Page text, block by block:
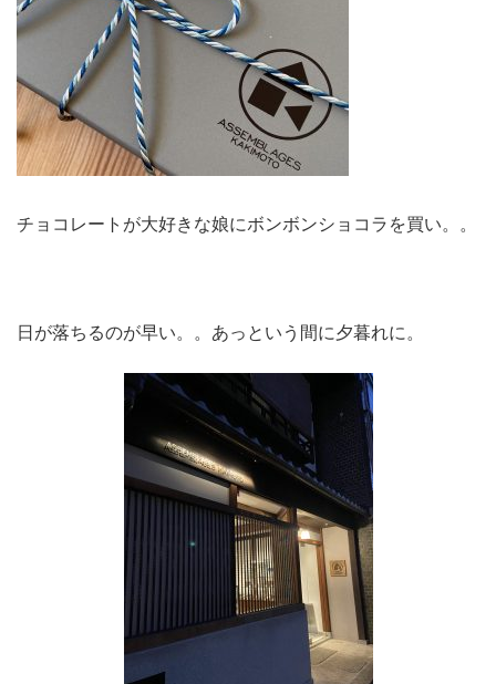
チョコレートが大好きな娘にボンボンショコラを買い。。
日が落ちるのが早い。。あっという間に夕暮れに。